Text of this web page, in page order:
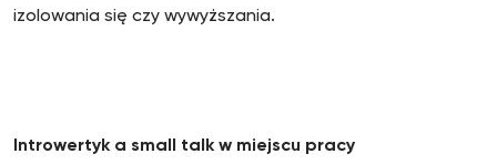
izolowania się czy wywyższania.
Introwertyk a small talk w miejscu pracy